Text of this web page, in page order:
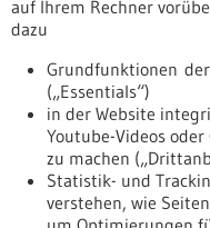
bw.de/fachbeitrag/pm/
Pressemitteilung -
sind für ALS und
Amyotrophe
auf Ihrem Rechner
dazu
Grundfunktionen
(„Essentials“)
in der Website
Youtube-Videos
zu machen
Statistik- und
verstehen, wie